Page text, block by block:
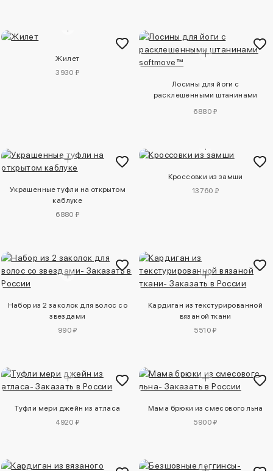
Жилет
3930 ₽
Лосины для йоги с
расклешенными штанинами
6880 ₽
Украшенные туфли на открытом
каблуке
6880 ₽
Кроссовки из замши
13760 ₽
Набор из 2 заколок для волос со
звездами
990 ₽
Кардиган из текстурированной
вязаной ткани
5510 ₽
Туфли мери джейн из атласа
4920 ₽
Мама брюки из смесового льна
5900 ₽